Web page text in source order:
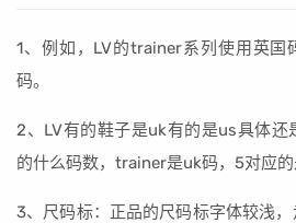
1、例如，LV的trainer系列使用英
码。
2、LV有的鞋子是uk有的是us具体还
的什么码数，trainer是uk码，5对应的
3、尺码标：正品的尺码标字体较浅